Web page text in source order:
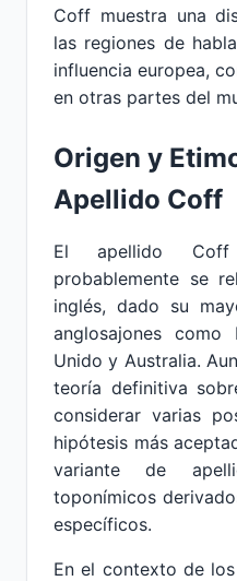
Coff muestra una
las regiones de
influencia europea,
en otras partes del
Origen y
Apellido Coff
El apellido
probablemente se
inglés, dado su
anglosajones como
Unido y Australia.
teoría definitiva
considerar varias
hipótesis más
variante de
toponímicos
específicos.
En el contexto de